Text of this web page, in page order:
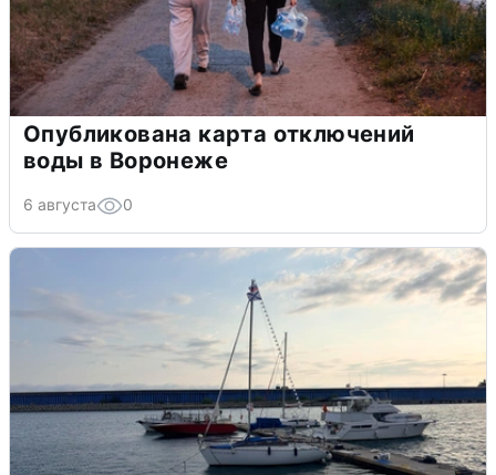
Опубликована карта отключений
воды в Воронеже
6 августа 0